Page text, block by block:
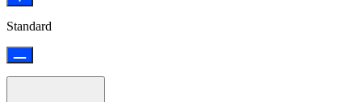
Standard